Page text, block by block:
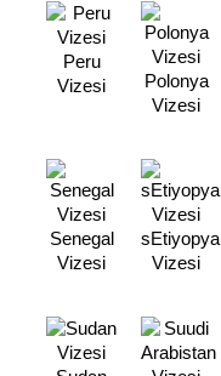
Peru
Vizesi
Polonya
Vizesi
Senegal
Vizesi
sEtiyopya
Vizesi